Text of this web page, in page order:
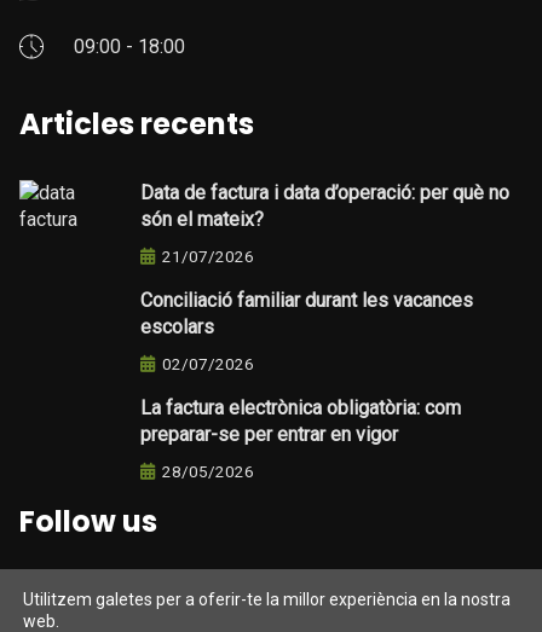
09:00 - 18:00
Articles recents
Data de factura i data d’operació: per què no
són el mateix?
21/07/2026
Conciliació familiar durant les vacances
escolars
02/07/2026
La factura electrònica obligatòria: com
preparar-se per entrar en vigor
28/05/2026
Follow us
Utilitzem galetes per a oferir-te la millor experiència en la nostra
web.